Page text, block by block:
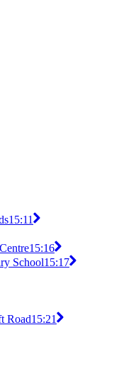
15:11
15:16
School15:17
Road15:21